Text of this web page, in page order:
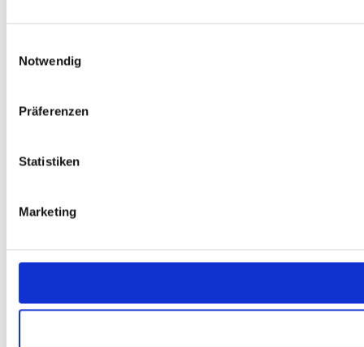
Notwendig
Präferenzen
Statistiken
Marketing